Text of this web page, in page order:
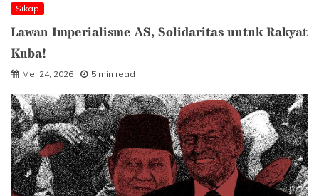
Sikap
Lawan Imperialisme AS, Solidaritas untuk Rakyat
Kuba!
Mei 24, 2026 5 min read